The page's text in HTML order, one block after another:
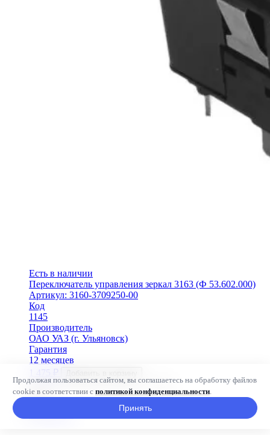
Есть в наличии
Переключатель управления зеркал 3163 (Ф 53.602.000)
Артикул: 3160-3709250-00
Код
1145
Производитель
ОАО УАЗ (г. Ульяновск)
Гарантия
12 месяцев
-
+
Продолжая пользоваться сайтом, вы соглашаетесь на обработку файлов
cookie в соответствии с политикой конфиденциальности.
Принять